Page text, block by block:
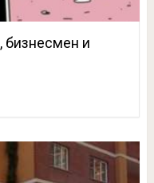
бизнесмен и